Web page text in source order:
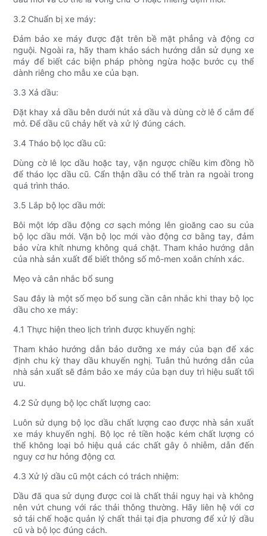
3.2 Chuẩn bị xe máy:
Đảm bảo xe máy được đặt trên bề mặt phẳng và động cơ
nguội. Ngoài ra, hãy tham khảo sách hướng dẫn sử dụng xe
máy để biết các biện pháp phòng ngừa hoặc bước cụ thể
dành riêng cho mẫu xe của bạn.
3.3 Xả dầu:
Đặt khay xả dầu bên dưới nút xả dầu và dùng cờ lê ổ cắm để
mở. Để dầu cũ chảy hết và xử lý đúng cách.
3.4 Tháo bộ lọc dầu cũ:
Dùng cờ lê lọc dầu hoặc tay, vặn ngược chiều kim đồng hồ
để tháo lọc dầu cũ. Cẩn thận dầu có thể tràn ra ngoài trong
quá trình tháo.
3.5 Lắp bộ lọc dầu mới:
Bôi một lớp dầu động cơ sạch mỏng lên gioăng cao su của
bộ lọc dầu mới. Vặn bộ lọc mới vào động cơ bằng tay, đảm
bảo vừa khít nhưng không quá chặt. Tham khảo hướng dẫn
của nhà sản xuất để biết thông số mô-men xoắn chính xác.
Mẹo và cân nhắc bổ sung
Sau đây là một số mẹo bổ sung cần cân nhắc khi thay bộ lọc
dầu cho xe máy:
4.1 Thực hiện theo lịch trình được khuyến nghị:
Tham khảo hướng dẫn bảo dưỡng xe máy của bạn để xác
định chu kỳ thay dầu khuyến nghị. Tuân thủ hướng dẫn của
nhà sản xuất sẽ đảm bảo xe máy của bạn duy trì hiệu suất tối
ưu.
4.2 Sử dụng bộ lọc chất lượng cao:
Luôn sử dụng bộ lọc dầu chất lượng cao được nhà sản xuất
xe máy khuyến nghị. Bộ lọc rẻ tiền hoặc kém chất lượng có
thể không loại bỏ hiệu quả các chất gây ô nhiễm, dẫn đến
nguy cơ hư hỏng động cơ.
4.3 Xử lý dầu cũ một cách có trách nhiệm:
Dầu đã qua sử dụng được coi là chất thải nguy hại và không
nên vứt chung với rác thải thông thường. Hãy liên hệ với cơ
sở tái chế hoặc quản lý chất thải tại địa phương để xử lý dầu
cũ và bộ lọc đúng cách.